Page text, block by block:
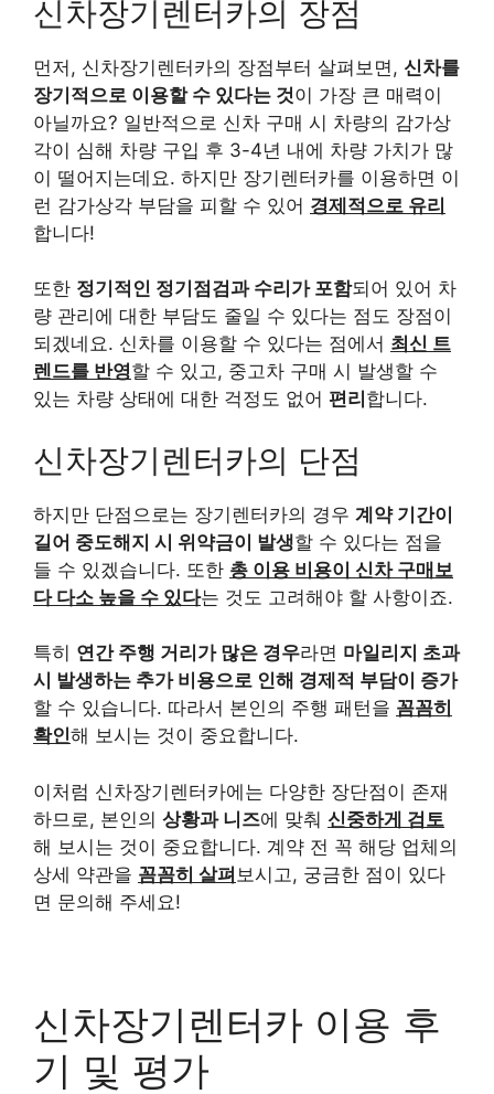
신차장기렌터카의 장점
먼저, 신차장기렌터카의 장점부터 살펴보면, 신차를
장기적으로 이용할 수 있다는 것이 가장 큰 매력이
아닐까요? 일반적으로 신차 구매 시 차량의 감가상
각이 심해 차량 구입 후 3-4년 내에 차량 가치가 많
이 떨어지는데요. 하지만 장기렌터카를 이용하면 이
런 감가상각 부담을 피할 수 있어 경제적으로 유리
합니다!
또한 정기적인 정기점검과 수리가 포함되어 있어 차
량 관리에 대한 부담도 줄일 수 있다는 점도 장점이
되겠네요. 신차를 이용할 수 있다는 점에서 최신 트
렌드를 반영할 수 있고, 중고차 구매 시 발생할 수
있는 차량 상태에 대한 걱정도 없어 편리 합니다.
신차장기렌터카의 단점
하지만 단점으로는 장기렌터카의 경우 계약 기간이
길어 중도해지 시 위약금이 발생할 수 있다는 점을
들 수 있겠습니다. 또한 총 이용 비용이 신차 구매보
다 다소 높을 수 있다는 것도 고려해야 할 사항이죠.
특히 연간 주행 거리가 많은 경우라면 마일리지 초과
시 발생하는 추가 비용으로 인해 경제적 부담이 증가
할 수 있습니다. 따라서 본인의 주행 패턴을 꼼꼼히
확인해 보시는 것이 중요합니다.
이처럼 신차장기렌터카에는 다양한 장단점이 존재
하므로, 본인의 상황과 니즈에 맞춰 신중하게 검토
해 보시는 것이 중요합니다. 계약 전 꼭 해당 업체의
상세 약관을 꼼꼼히 살펴 보시고, 궁금한 점이 있다
면 문의해 주세요!
신차장기렌터카 이용 후
기 및 평가